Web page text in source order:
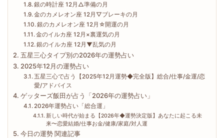
銀の時計座 12月△準備の月
金のカメレオン座 12月▽ブレーキの月
銀のカメレオン座 12月☆開運の月
金のイルカ座 12月×裏運気の月
銀のイルカ座 12月▼乱気の月
五星三心タイプ別の2026年の運勢占い
2025年12月の運勢占い
五星三心で占う【2025年12月運勢◆完全版】総合/仕事/金運/恋
愛/アドバイス
ゲッターズ飯田が占う「2026年の運勢占い」
2026年運勢占い「総合運」
新しい時代が始まる【2026年◆運勢決定版】あなたに起こる未
来〜恋愛結婚/仕事お金/健康/家庭/対人運
今日の運勢 関連記事